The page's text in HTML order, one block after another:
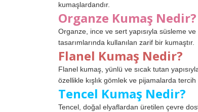
kumaşlardandır.
Organze Kumaş Nedir?
Organze, ince ve sert yapısıyla süsleme ve
tasarımlarında kullanılan zarif bir kumaştır.
Flanel Kumaş Nedir?
Flanel kumaş, yünlü ve sıcak tutan
özellikle kışlık gömlek ve pijamalarda tercih
Tencel Kumaş Nedir?
Tencel, doğal elyaflardan üretilen çevre